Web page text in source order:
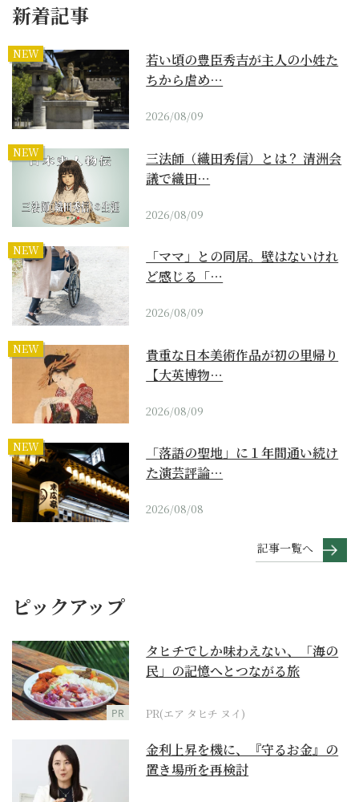
新着記事
NEW
若い頃の豊臣秀吉が主人の小姓た
ちから虐め…
2026/08/09
NEW
三法師（織田秀信）とは？ 清洲会
議で織田…
2026/08/09
NEW
「ママ」との同居。壁はないけれ
ど感じる「…
2026/08/09
NEW
貴重な日本美術作品が初の里帰り
【大英博物…
2026/08/09
NEW
「落語の聖地」に１年間通い続け
た演芸評論…
2026/08/08
記事一覧へ
ピックアップ
PR
タヒチでしか味わえない、「海の
民」の記憶へとつながる旅
PR(エア タヒチ ヌイ)
金利上昇を機に、『守るお金』の
置き場所を再検討